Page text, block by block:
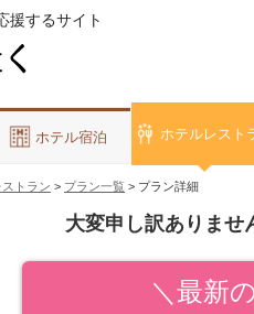
援するサイト
ホテル宿泊 ホテルレスト
トラン > プラン一覧 > プラン詳細
大変申し訳ありませ
＼最新